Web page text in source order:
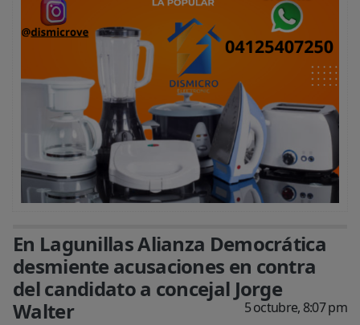
En Lagunillas Alianza Democrática
desmiente acusaciones en contra
del candidato a concejal Jorge
Walter
5 octubre, 8:07 pm